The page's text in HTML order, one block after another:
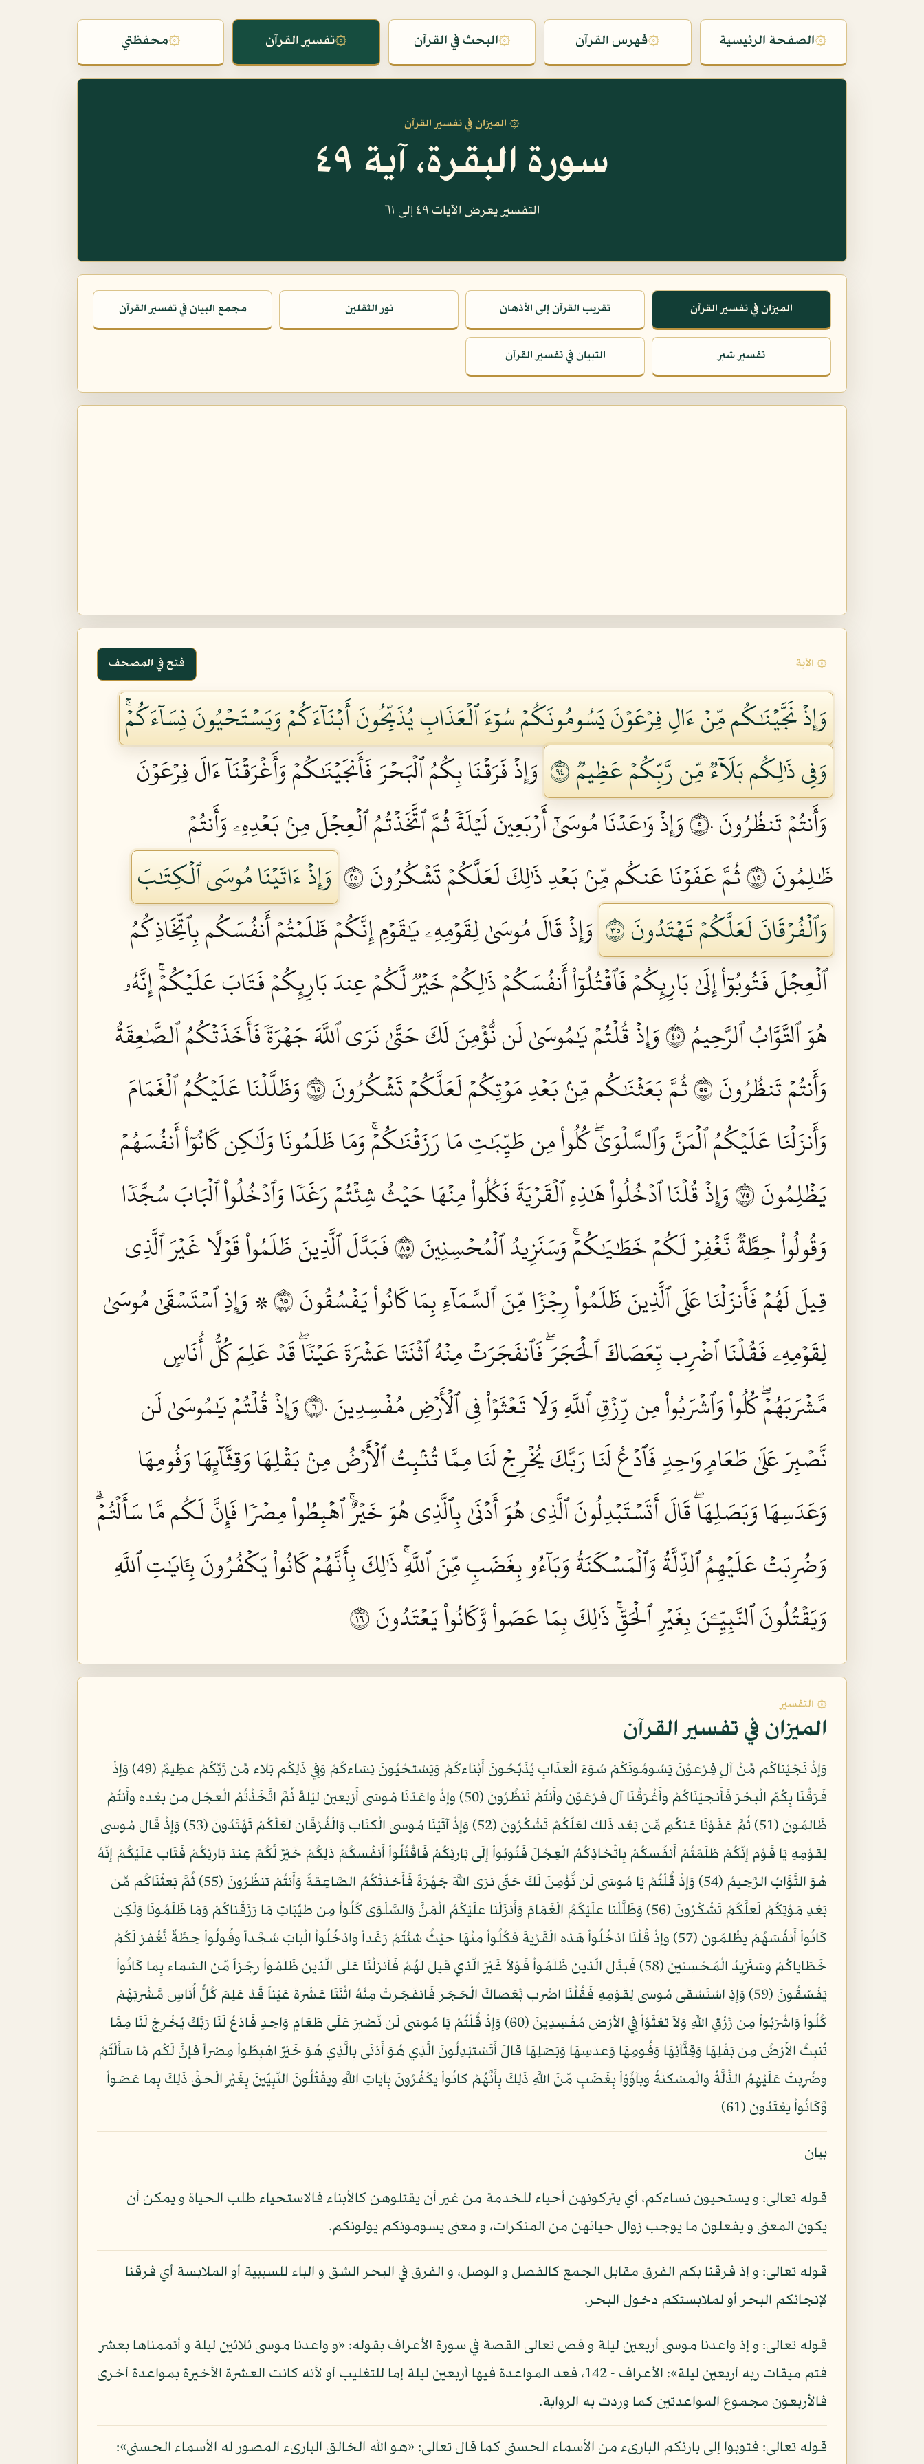
۞الصفحة الرئيسية ۞فهرس القرآن ۞البحث في القرآن ۞تفسير القرآن ۞محفظتي
۞ الميزان في تفسير القرآن
سورة البقرة، آية ٤٩
التفسير يعرض الآيات ٤٩ إلى ٦١
الميزان في تفسير القرآن تقريب القرآن إلى الأذهان نور الثقلين مجمع البيان في تفسير القرآن
تفسير شبر التبيان في تفسير القرآن
۞ الآية فتح في المصحف
وَإِذۡ نَجَّيۡنَٰكُم مِّنۡ ءَالِ فِرۡعَوۡنَ يَسُومُونَكُمۡ سُوٓءَ ٱلۡعَذَابِ يُذَبِّحُونَ أَبۡنَآءَكُمۡ وَيَسۡتَحۡيُونَ نِسَآءَكُمۡۚ
وَفِي ذَٰلِكُم بَلَآءٞ مِّن رَّبِّكُمۡ عَظِيمٞ ٤٩
وَإِذۡ فَرَقۡنَا بِكُمُ ٱلۡبَحۡرَ فَأَنجَيۡنَٰكُمۡ وَأَغۡرَقۡنَآ ءَالَ فِرۡعَوۡنَ
وَأَنتُمۡ تَنظُرُونَ ٥٠
وَإِذۡ وَٰعَدۡنَا مُوسَىٰٓ أَرۡبَعِينَ لَيۡلَةٗ ثُمَّ ٱتَّخَذۡتُمُ ٱلۡعِجۡلَ مِنۢ بَعۡدِهِۦ وَأَنتُمۡ
ظَٰلِمُونَ ٥١
ثُمَّ عَفَوۡنَا عَنكُم مِّنۢ بَعۡدِ ذَٰلِكَ لَعَلَّكُمۡ تَشۡكُرُونَ ٥٢
وَإِذۡ ءَاتَيۡنَا مُوسَى ٱلۡكِتَٰبَ
وَٱلۡفُرۡقَانَ لَعَلَّكُمۡ تَهۡتَدُونَ ٥٣
وَإِذۡ قَالَ مُوسَىٰ لِقَوۡمِهِۦ يَٰقَوۡمِ إِنَّكُمۡ ظَلَمۡتُمۡ أَنفُسَكُم بِٱتِّخَاذِكُمُ
ٱلۡعِجۡلَ فَتُوبُوٓاْ إِلَىٰ بَارِئِكُمۡ فَٱقۡتُلُوٓاْ أَنفُسَكُمۡ ذَٰلِكُمۡ خَيۡرٞ لَّكُمۡ عِندَ بَارِئِكُمۡ فَتَابَ عَلَيۡكُمۡۚ إِنَّهُۥ
هُوَ ٱلتَّوَّابُ ٱلرَّحِيمُ ٥٤
وَإِذۡ قُلۡتُمۡ يَٰمُوسَىٰ لَن نُّؤۡمِنَ لَكَ حَتَّىٰ نَرَى ٱللَّهَ جَهۡرَةٗ فَأَخَذَتۡكُمُ ٱلصَّٰعِقَةُ
وَأَنتُمۡ تَنظُرُونَ ٥٥
ثُمَّ بَعَثۡنَٰكُم مِّنۢ بَعۡدِ مَوۡتِكُمۡ لَعَلَّكُمۡ تَشۡكُرُونَ ٥٦
وَظَلَّلۡنَا عَلَيۡكُمُ ٱلۡغَمَامَ
وَأَنزَلۡنَا عَلَيۡكُمُ ٱلۡمَنَّ وَٱلسَّلۡوَىٰۖ كُلُواْ مِن طَيِّبَٰتِ مَا رَزَقۡنَٰكُمۡۚ وَمَا ظَلَمُونَا وَلَٰكِن كَانُوٓاْ أَنفُسَهُمۡ
يَظۡلِمُونَ ٥٧
وَإِذۡ قُلۡنَا ٱدۡخُلُواْ هَٰذِهِ ٱلۡقَرۡيَةَ فَكُلُواْ مِنۡهَا حَيۡثُ شِئۡتُمۡ رَغَدٗا وَٱدۡخُلُواْ ٱلۡبَابَ سُجَّدٗا
وَقُولُواْ حِطَّةٞ نَّغۡفِرۡ لَكُمۡ خَطَٰيَٰكُمۡۚ وَسَنَزِيدُ ٱلۡمُحۡسِنِينَ ٥٨
فَبَدَّلَ ٱلَّذِينَ ظَلَمُواْ قَوۡلًا غَيۡرَ ٱلَّذِي
قِيلَ لَهُمۡ فَأَنزَلۡنَا عَلَى ٱلَّذِينَ ظَلَمُواْ رِجۡزٗا مِّنَ ٱلسَّمَآءِ بِمَا كَانُواْ يَفۡسُقُونَ ٥٩
۞ وَإِذِ ٱسۡتَسۡقَىٰ مُوسَىٰ
لِقَوۡمِهِۦ فَقُلۡنَا ٱضۡرِب بِّعَصَاكَ ٱلۡحَجَرَۖ فَٱنفَجَرَتۡ مِنۡهُ ٱثۡنَتَا عَشۡرَةَ عَيۡنٗاۖ قَدۡ عَلِمَ كُلُّ أُنَاسٖ
مَّشۡرَبَهُمۡۖ كُلُواْ وَٱشۡرَبُواْ مِن رِّزۡقِ ٱللَّهِ وَلَا تَعۡثَوۡاْ فِي ٱلۡأَرۡضِ مُفۡسِدِينَ ٦٠
وَإِذۡ قُلۡتُمۡ يَٰمُوسَىٰ لَن
نَّصۡبِرَ عَلَىٰ طَعَامٖ وَٰحِدٖ فَٱدۡعُ لَنَا رَبَّكَ يُخۡرِجۡ لَنَا مِمَّا تُنۢبِتُ ٱلۡأَرۡضُ مِنۢ بَقۡلِهَا وَقِثَّآئِهَا وَفُومِهَا
وَعَدَسِهَا وَبَصَلِهَاۖ قَالَ أَتَسۡتَبۡدِلُونَ ٱلَّذِي هُوَ أَدۡنَىٰ بِٱلَّذِي هُوَ خَيۡرٌۚ ٱهۡبِطُواْ مِصۡرٗا فَإِنَّ لَكُم مَّا سَأَلۡتُمۡۗ
وَضُرِبَتۡ عَلَيۡهِمُ ٱلذِّلَّةُ وَٱلۡمَسۡكَنَةُ وَبَآءُو بِغَضَبٖ مِّنَ ٱللَّهِۚ ذَٰلِكَ بِأَنَّهُمۡ كَانُواْ يَكۡفُرُونَ بِـَٔايَٰتِ ٱللَّهِ
وَيَقۡتُلُونَ ٱلنَّبِيِّـۧنَ بِغَيۡرِ ٱلۡحَقِّۚ ذَٰلِكَ بِمَا عَصَواْ وَّكَانُواْ يَعۡتَدُونَ ٦١
۞ التفسير
الميزان في تفسير القرآن
وَإِذْ نَجَّيْنَاكُم مِّنْ آلِ فِرْعَوْنَ يَسُومُونَكُمْ سُوَءَ الْعَذَابِ يُذَبِّحُونَ أَبْنَاءكُمْ وَيَسْتَحْيُونَ نِسَاءكُمْ وَفِي ذَلِكُم بَلاء مِّن رَّبِّكُمْ عَظِيمٌ (49) وَإِذْ
فَرَقْنَا بِكُمُ الْبَحْرَ فَأَنجَيْنَاكُمْ وَأَغْرَقْنَا آلَ فِرْعَوْنَ وَأَنتُمْ تَنظُرُونَ (50) وَإِذْ وَاعَدْنَا مُوسَى أَرْبَعِينَ لَيْلَةً ثُمَّ اتَّخَذْتُمُ الْعِجْلَ مِن بَعْدِهِ وَأَنتُمْ
ظَالِمُونَ (51) ثُمَّ عَفَوْنَا عَنكُمِ مِّن بَعْدِ ذَلِكَ لَعَلَّكُمْ تَشْكُرُونَ (52) وَإِذْ آتَيْنَا مُوسَى الْكِتَابَ وَالْفُرْقَانَ لَعَلَّكُمْ تَهْتَدُونَ (53) وَإِذْ قَالَ مُوسَى
لِقَوْمِهِ يَا قَوْمِ إِنَّكُمْ ظَلَمْتُمْ أَنفُسَكُمْ بِاتِّخَاذِكُمُ الْعِجْلَ فَتُوبُواْ إِلَى بَارِئِكُمْ فَاقْتُلُواْ أَنفُسَكُمْ ذَلِكُمْ خَيْرٌ لَّكُمْ عِندَ بَارِئِكُمْ فَتَابَ عَلَيْكُمْ إِنَّهُ
هُوَ التَّوَّابُ الرَّحِيمُ (54) وَإِذْ قُلْتُمْ يَا مُوسَى لَن نُّؤْمِنَ لَكَ حَتَّى نَرَى اللَّهَ جَهْرَةً فَأَخَذَتْكُمُ الصَّاعِقَةُ وَأَنتُمْ تَنظُرُونَ (55) ثُمَّ بَعَثْنَاكُم مِّن
بَعْدِ مَوْتِكُمْ لَعَلَّكُمْ تَشْكُرُونَ (56) وَظَلَّلْنَا عَلَيْكُمُ الْغَمَامَ وَأَنزَلْنَا عَلَيْكُمُ الْمَنَّ وَالسَّلْوَى كُلُواْ مِن طَيِّبَاتِ مَا رَزَقْنَاكُمْ وَمَا ظَلَمُونَا وَلَكِن
كَانُواْ أَنفُسَهُمْ يَظْلِمُونَ (57) وَإِذْ قُلْنَا ادْخُلُواْ هَذِهِ الْقَرْيَةَ فَكُلُواْ مِنْهَا حَيْثُ شِئْتُمْ رَغَداً وَادْخُلُواْ الْبَابَ سُجَّداً وَقُولُواْ حِطَّةٌ نَّغْفِرْ لَكُمْ
خَطَايَاكُمْ وَسَنَزِيدُ الْمُحْسِنِينَ (58) فَبَدَّلَ الَّذِينَ ظَلَمُواْ قَوْلاً غَيْرَ الَّذِي قِيلَ لَهُمْ فَأَنزَلْنَا عَلَى الَّذِينَ ظَلَمُواْ رِجْزاً مِّنَ السَّمَاء بِمَا كَانُواْ
يَفْسُقُونَ (59) وَإِذِ اسْتَسْقَى مُوسَى لِقَوْمِهِ فَقُلْنَا اضْرِب بِّعَصَاكَ الْحَجَرَ فَانفَجَرَتْ مِنْهُ اثْنَتَا عَشْرَةَ عَيْناً قَدْ عَلِمَ كُلُّ أُنَاسٍ مَّشْرَبَهُمْ
كُلُواْ وَاشْرَبُواْ مِن رِّزْقِ اللَّهِ وَلاَ تَعْثَوْاْ فِي الأَرْضِ مُفْسِدِينَ (60) وَإِذْ قُلْتُمْ يَا مُوسَى لَن نَّصْبِرَ عَلَىَ طَعَامٍ وَاحِدٍ فَادْعُ لَنَا رَبَّكَ يُخْرِجْ لَنَا مِمَّا
تُنبِتُ الأَرْضُ مِن بَقْلِهَا وَقِثَّآئِهَا وَفُومِهَا وَعَدَسِهَا وَبَصَلِهَا قَالَ أَتَسْتَبْدِلُونَ الَّذِي هُوَ أَدْنَى بِالَّذِي هُوَ خَيْرٌ اهْبِطُواْ مِصْراً فَإِنَّ لَكُم مَّا سَأَلْتُمْ
وَضُرِبَتْ عَلَيْهِمُ الذِّلَّةُ وَالْمَسْكَنَةُ وَبَآؤُوْاْ بِغَضَبٍ مِّنَ اللَّهِ ذَلِكَ بِأَنَّهُمْ كَانُواْ يَكْفُرُونَ بِآيَاتِ اللَّهِ وَيَقْتُلُونَ النَّبِيِّينَ بِغَيْرِ الْحَقِّ ذَلِكَ بِمَا عَصَواْ
وَّكَانُواْ يَعْتَدُونَ (61)
بيان
قوله تعالى: و يستحيون نساءكم، أي يتركونهن أحياء للخدمة من غير أن يقتلوهن كالأبناء فالاستحياء طلب الحياة و يمكن أن
يكون المعنى و يفعلون ما يوجب زوال حيائهن من المنكرات، و معنى يسومونكم يولونكم.
قوله تعالى: و إذ فرقنا بكم الفرق مقابل الجمع كالفصل و الوصل، و الفرق في البحر الشق و الباء للسببية أو الملابسة أي فرقنا
لإنجائكم البحر أو لملابستكم دخول البحر.
قوله تعالى: و إذ واعدنا موسى أربعين ليلة و قص تعالى القصة في سورة الأعراف بقوله: «و واعدنا موسى ثلاثين ليلة و أتممناها بعشر
فتم ميقات ربه أربعين ليلة»: الأعراف - 142، فعد المواعدة فيها أربعين ليلة إما للتغليب أو لأنه كانت العشرة الأخيرة بمواعدة أخرى
فالأربعون مجموع المواعدتين كما وردت به الرواية.
قوله تعالى: فتوبوا إلى بارئكم البارىء من الأسماء الحسنى كما قال تعالى: «هو الله الخالق البارىء المصور له الأسماء الحسنى»: